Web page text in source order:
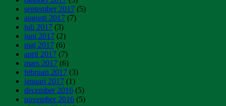
september 2017 (5)
augusti 2017 (7)
juli 2017 (3)
juni 2017 (2)
maj 2017 (6)
april 2017 (7)
mars 2017 (6)
februari 2017 (3)
januari 2017 (1)
december 2016 (5)
november 2016 (5)